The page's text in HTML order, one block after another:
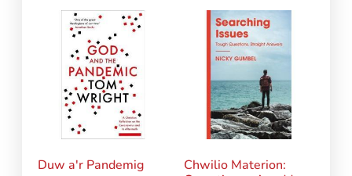
Duw a'r Pandemig
Chwilio Materion: